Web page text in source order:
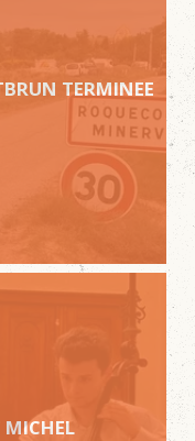
TERMINEE
MICHEL